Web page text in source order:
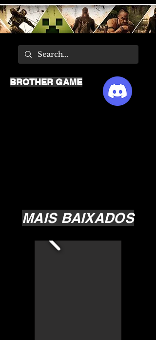
MAIS BAIXADOS
BROTHER GAME